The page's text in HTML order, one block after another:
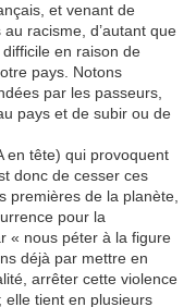
et venant de
racisme, d’autant que
en raison de
pays. Notons
par les passeurs,
pays et de subir ou de
en tête) qui provoquent
donc de cesser ces
premières de la planète,
pour la
« nous péter à la figure
déjà par mettre en
arrêter cette violence
elle tient en plusieurs